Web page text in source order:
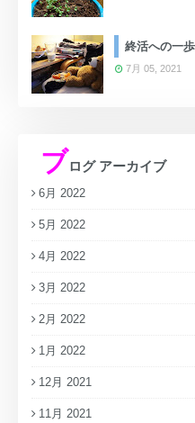
終活への一
7月 05, 2021
ブログ アーカイブ
6月 2022
5月 2022
4月 2022
3月 2022
2月 2022
1月 2022
12月 2021
11月 2021